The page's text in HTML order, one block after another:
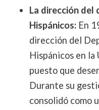
La dirección
Hispánicos:En
dirección del
Hispánicos en
puesto que
Durante su
consolidó como